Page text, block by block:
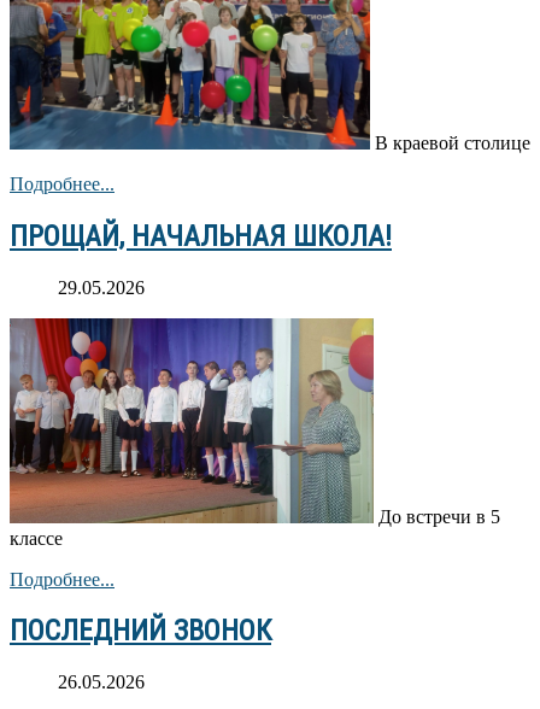
В краевой столице
Подробнее...
ПРОЩАЙ, НАЧАЛЬНАЯ ШКОЛА!
29.05.2026
До встречи в 5
классе
Подробнее...
ПОСЛЕДНИЙ ЗВОНОК
26.05.2026